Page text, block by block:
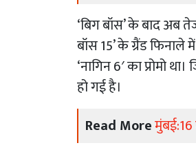
‘बिग बॉस’ के बाद अब
बॉस 15’ के ग्रैंड फिनाले
‘नागिन 6′ का प्रोमो
हो गई है।
Read More